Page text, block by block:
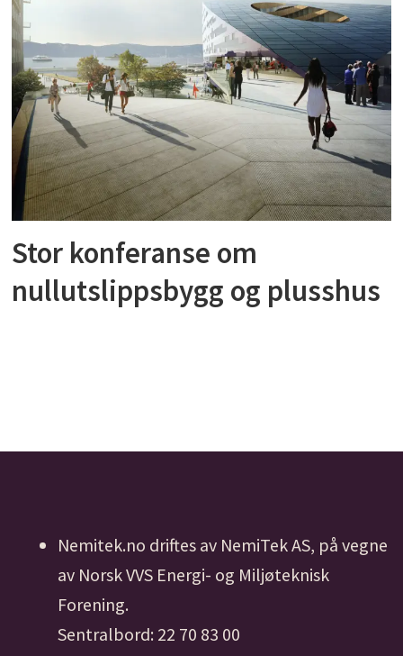
Stor konferanse om
nullutslippsbygg og plusshus
Nemitek.no driftes av NemiTek AS, på vegne
av Norsk VVS Energi- og Miljøteknisk
Forening.
Sentralbord: 22 70 83 00